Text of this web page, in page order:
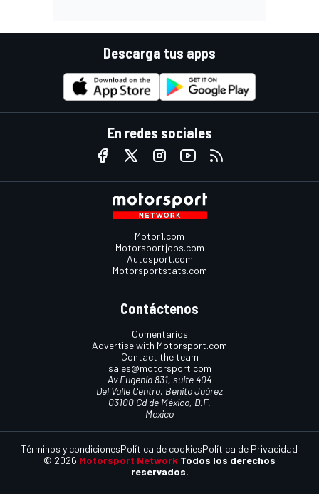
Descarga tus apps
En redes sociales
Motor1.com
Motorsportjobs.com
Autosport.com
Motorsportstats.com
Contáctenos
Comentarios
Advertise with Motorsport.com
Contact the team
sales@motorsport.com
Av Eugenia 831, suite 404
Del Valle Centro, Benito Juárez
03100 Cd de México, D.F.
Mexico
© 2026 Motorsport Network Todos los derechos
reservados.
Términos y condicionesPolítica de cookiesPolítica de Privacidad